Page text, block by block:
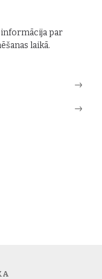
informācija par
laikā.